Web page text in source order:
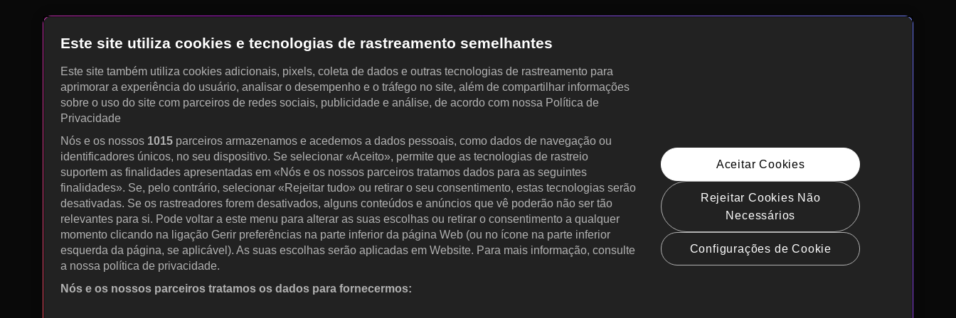
Este site utiliza cookies e tecnologias de rastreamento semelhantes
Este site também utiliza cookies adicionais, pixels, coleta de dados e outras tecnologias de rastreamento para
aprimorar a experiência do usuário, analisar o desempenho e o tráfego no site, além de compartilhar informações
sobre o uso do site com parceiros de redes sociais, publicidade e análise, de acordo com nossa Política de
Privacidade
Nós e os nossos 1015 parceiros armazenamos e acedemos a dados pessoais, como dados de navegação ou
identificadores únicos, no seu dispositivo. Se selecionar «Aceito», permite que as tecnologias de rastreio
suportem as finalidades apresentadas em «Nós e os nossos parceiros tratamos dados para as seguintes
finalidades». Se, pelo contrário, selecionar «Rejeitar tudo» ou retirar o seu consentimento, estas tecnologias serão
desativadas. Se os rastreadores forem desativados, alguns conteúdos e anúncios que vê poderão não ser tão
relevantes para si. Pode voltar a este menu para alterar as suas escolhas ou retirar o consentimento a qualquer
momento clicando na ligação Gerir preferências na parte inferior da página Web (ou no ícone na parte inferior
esquerda da página, se aplicável). As suas escolhas serão aplicadas em Website. Para mais informação, consulte
a nossa política de privacidade.
Nós e os nossos parceiros tratamos os dados para fornecermos:
Aceitar Cookies
Rejeitar Cookies Não
Necessários
Configurações de Cookie